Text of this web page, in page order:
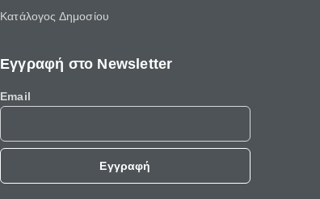
Κατάλογος Δημοσίου
Εγγραφή στο Newsletter
Email
Εγγραφή